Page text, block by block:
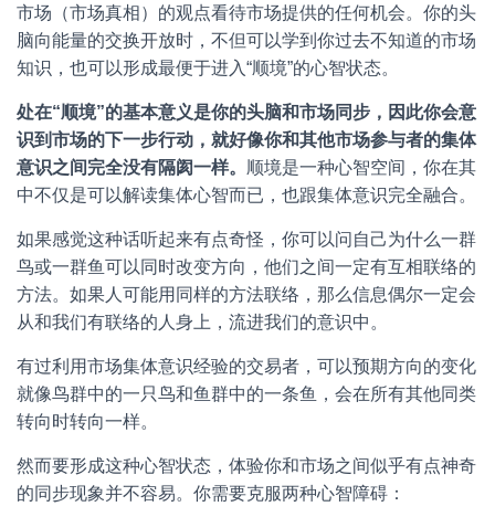
市场（市场真相）的观点看待市场提供的任何机会。你的头
脑向能量的交换开放时，不但可以学到你过去不知道的市场
知识，也可以形成最便于进入“顺境”的心智状态。
处在“顺境”的基本意义是你的头脑和市场同步 ， 因 此你会意
识到市场的下一步行动 ， 就好像你和其他市场参与者的集体
意识之间完全没有隔阂一样。 顺境是一种心智空间，你在其
中不仅是可以解读集体心智而已，也跟集体意识完全融合。
如果感觉这种话听起来有点奇怪，你可以问自己为什么一群
鸟或一群鱼可以同时改变方向，他们之间一定有互相联络的
方法。如果人可能用同样的方法联络，那么信息偶尔一定会
从和我们有联络的人身上，流进我们的意识中。
有过利用市场集体意识经验的交易者，可以预期方向的变化
就像鸟群中的一只鸟和鱼群中的一条鱼，会在所有其他同类
转向时转向一样。
然而要形成这种心智状态，体验你和市场之间似乎有点神奇
的同步现象并不容易。你需要克服两种心智障碍：